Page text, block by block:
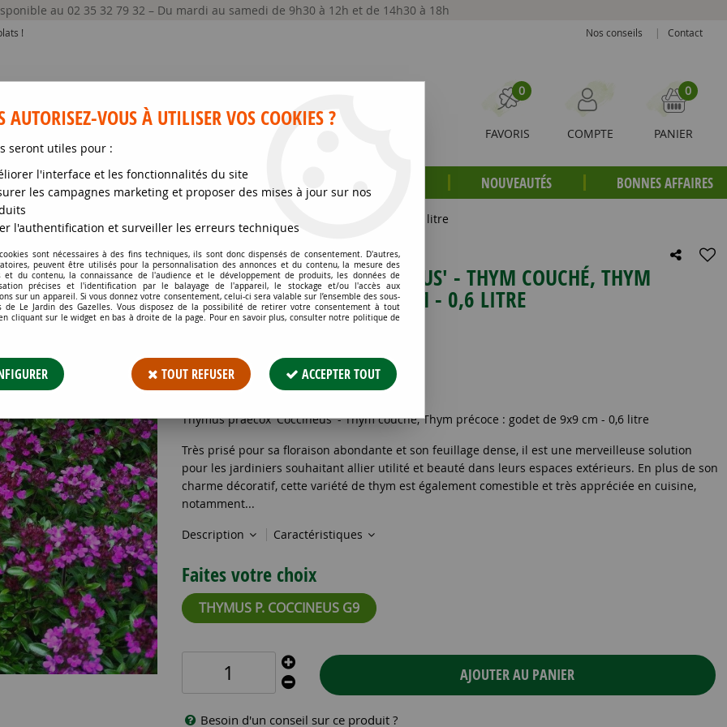
au 02 35 32 79 32 – Du mardi au samedi de 9h30 à 12h et de 14h30 à 18h
! Nos conseils | Contact
0
FAVORIS COMPTE
0
PANIER
GRAINES ET SEMENCES MATÉRIELS NOUVEAUTÉS BONNES AFFAIRES
praecox 'Coccineus' - Thym couché, Thym précoce : godet de 9x9 cm - 0,6 litre
THYMUS PRAECOX 'COCCINEUS' - THYM COUCHÉ, THYM
PRÉCOCE : GODET DE 9X9 CM - 0,6 LITRE
Soyez le premier à donner votre avis !
3,49€ TTC
Thymus praecox 'Coccineus' - Thym couché, Thym précoce : godet de 9x9 cm - 0,6 litre
Très prisé pour sa floraison abondante et son feuillage dense, il est une merveilleuse solution
pour les jardiniers souhaitant allier utilité et beauté dans leurs espaces extérieurs. En plus de son
charme décoratif, cette variété de thym est également comestible et très appréciée en cuisine,
notamment...
Description
Caractéristiques
Faites votre choix
THYMUS P. COCCINEUS G9
AJOUTER AU PANIER
Besoin d'un conseil sur ce produit ?
AUTORISEZ-VOUS À UTILISER VOS COOKIES ?
seront utiles pour :
l'interface et les fonctionnalités du site
les campagnes marketing et proposer des mises à jour sur nos
l'authentification et surveiller les erreurs techniques
sont nécessaires à des fins techniques, ils sont donc dispensés de consentement. D'autres,
peuvent être utilisés pour la personnalisation des annonces et du contenu, la mesure des
et du contenu, la connaissance de l'audience et le développement de produits, les données de
précises et l'identification par le balayage de l'appareil, le stockage et/ou l'accès aux
sur un appareil. Si vous donnez votre consentement, celui-ci sera valable sur l’ensemble des sous-
de Le Jardin des Gazelles. Vous disposez de la possibilité de retirer votre consentement à tout
cliquant sur le widget en bas à droite de la page. Pour en savoir plus, consulter notre politique de
TOUT REFUSER ACCEPTER TOUT